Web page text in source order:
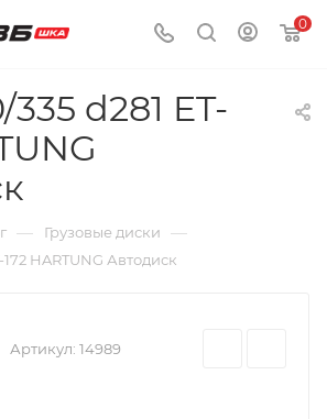
0
335 d281 ET-
— Грузовые диски —
172 HARTUNG Автодиск
Артикул: 14989